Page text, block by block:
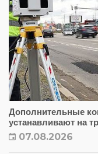
Дополнительные
устанавливают на
07.08.2026